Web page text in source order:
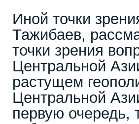
Иной точки
Тажибаев,
точки зрения
Центральной
растущем
Центральной
первую очередь,